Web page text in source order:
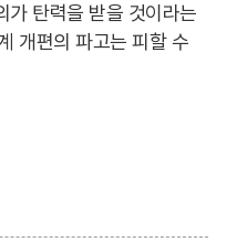
가 탄력을 받을 것이라는
개편의 파고는 피할 수